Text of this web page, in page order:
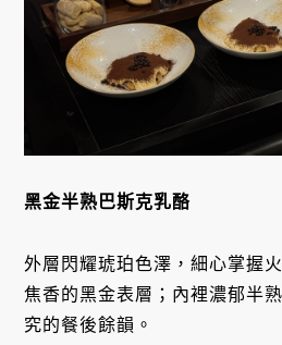
黑金半熟巴斯克乳酪
外層閃耀琥珀色澤，細心掌握
焦香的黑金表層；內裡濃郁半
究的餐後餘韻。